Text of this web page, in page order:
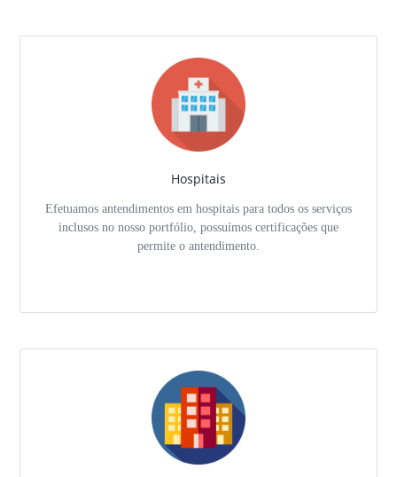
Hospitais
Efetuamos antendimentos em hospitais para todos os serviços
inclusos no nosso portfólio, possuímos certificações que
permite o antendimento.